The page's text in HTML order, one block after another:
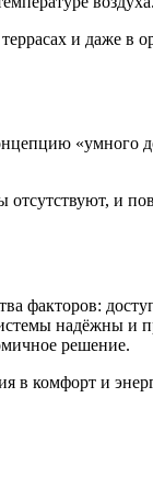
и даже в
и
факторов:
надёжны
решение.
комфорт и